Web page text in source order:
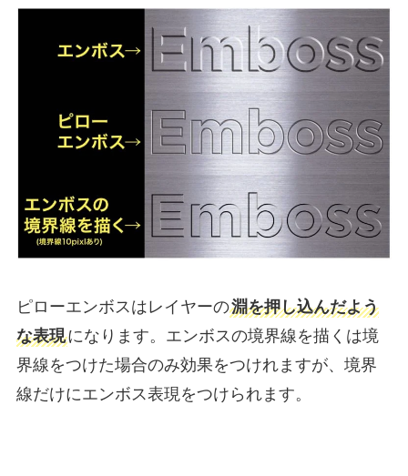
ピローエンボスはレイヤーの淵を押し込んだよう
な表現になります。エンボスの境界線を描くは境
界線をつけた場合のみ効果をつけれますが、境界
線だけにエンボス表現をつけられます。